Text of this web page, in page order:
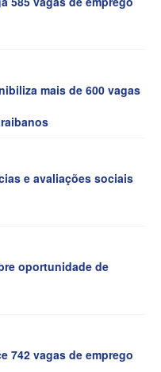
mais de 600 vagas
e avaliações sociais
oportunidade de
742 vagas de emprego